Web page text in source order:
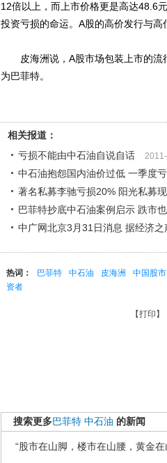
12倍以上，而上市价格更是高达48.6
投资亏损的命运。A股的高价发行与高
皮海洲说，A股市场包装上市的流
为巴菲特。
相关报道：
亏损不能由中石油自说自话
中石油抱怨国内油价过低 一季度
著名私募李驰亏损20% 阳光私募
巴菲特抄底中石油案例启示 跌市
中广网北京3月31日消息 据经济之
热词： 巴菲特 中石油 皮海洲 中国股市
资者
【打印 】
搜索更多巴菲特 中石油 的新闻
“股市在山脚，楼市在山腰，黄金在